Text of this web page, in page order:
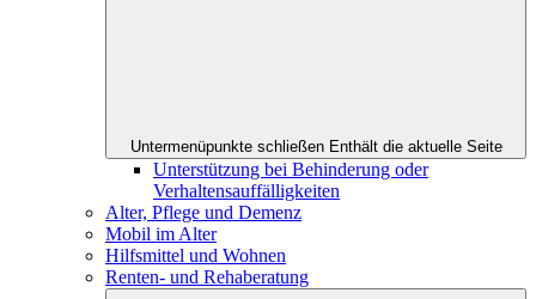
Untermenüpunkte schließen Enthält die aktuelle Seite
Unterstützung bei Behinderung oder
Verhaltensauffälligkeiten
Alter, Pflege und Demenz
Mobil im Alter
Hilfsmittel und Wohnen
Renten- und Rehaberatung